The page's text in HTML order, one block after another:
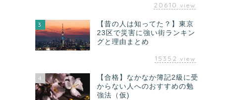
20610 view
3
【昔の人は知ってた？】東京
23区で災害に強い街ランキン
グと理由まとめ
15352 view
4
【合格】なかなか簿記2級に受
からない人へのおすすめの勉
強法（仮)